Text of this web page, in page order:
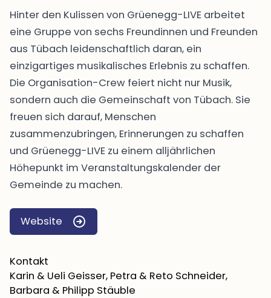
Hinter den Kulissen von Grüenegg-LIVE arbeitet
eine Gruppe von sechs Freundinnen und Freunden
aus Tübach leidenschaftlich daran, ein
einzigartiges musikalisches Erlebnis zu schaffen.
Die Organisation-Crew feiert nicht nur Musik,
sondern auch die Gemeinschaft von Tübach. Sie
freuen sich darauf, Menschen
zusammenzubringen, Erinnerungen zu schaffen
und Grüenegg-LIVE zu einem alljährlichen
Höhepunkt im Veranstaltungskalender der
Gemeinde zu machen.
Website
Kontakt
Karin & Ueli Geisser, Petra & Reto Schneider,
Barbara & Philipp Stäuble